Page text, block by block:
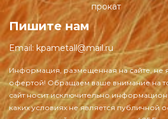
прокат
Пишите нам
Email: kpametall@mail.ru